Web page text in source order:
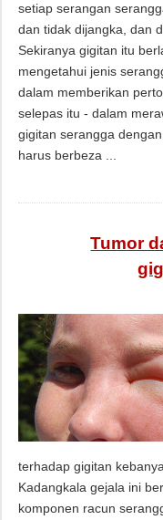
setiap serangan
dan tidak dijangka, dan
Sekiranya gigitan itu
mengetahui jenis
dalam memberikan
selepas itu - dalam
gigitan serangga
harus berbeza ...
Tumor
terhadap gigitan
Kadangkala gejala ini
komponen racun